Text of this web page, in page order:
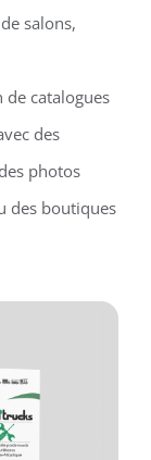
salons,
catalogues
des
photos
des boutiques